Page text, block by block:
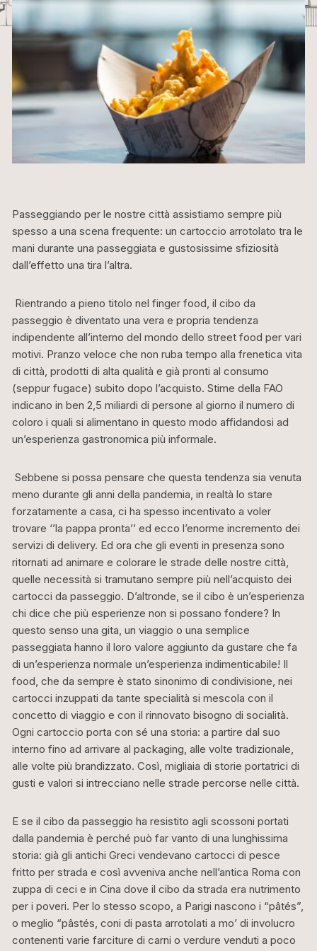
Passeggiando per le nostre città assistiamo sempre più
spesso a una scena frequente: un cartoccio arrotolato tra le
mani durante una passeggiata e gustosissime sfiziosità
dall’effetto una tira l’altra.
Rientrando a pieno titolo nel finger food, il cibo da
passeggio è diventato una vera e propria tendenza
indipendente all’interno del mondo dello street food per vari
motivi. Pranzo veloce che non ruba tempo alla frenetica vita
di città, prodotti di alta qualità e già pronti al consumo
(seppur fugace) subito dopo l’acquisto. Stime della FAO
indicano in ben 2,5 miliardi di persone al giorno il numero di
coloro i quali si alimentano in questo modo affidandosi ad
un’esperienza gastronomica più informale.
Sebbene si possa pensare che questa tendenza sia venuta
meno durante gli anni della pandemia, in realtà lo stare
forzatamente a casa, ci ha spesso incentivato a voler
trovare ‘’la pappa pronta’’ ed ecco l’enorme incremento dei
servizi di delivery. Ed ora che gli eventi in presenza sono
ritornati ad animare e colorare le strade delle nostre città,
quelle necessità si tramutano sempre più nell’acquisto dei
cartocci da passeggio. D’altronde, se il cibo è un’esperienza
chi dice che più esperienze non si possano fondere? In
questo senso una gita, un viaggio o una semplice
passeggiata hanno il loro valore aggiunto da gustare che fa
di un’esperienza normale un’esperienza indimenticabile! Il
food, che da sempre è stato sinonimo di condivisione, nei
cartocci inzuppati da tante specialità si mescola con il
concetto di viaggio e con il rinnovato bisogno di socialità.
Ogni cartoccio porta con sé una storia: a partire dal suo
interno fino ad arrivare al packaging, alle volte tradizionale,
alle volte più brandizzato. Così, migliaia di storie portatrici di
gusti e valori si intrecciano nelle strade percorse nelle città.
E se il cibo da passeggio ha resistito agli scossoni portati
dalla pandemia è perché può far vanto di una lunghissima
storia: già gli antichi Greci vendevano cartocci di pesce
fritto per strada e così avveniva anche nell’antica Roma con
zuppa di ceci e in Cina dove il cibo da strada era nutrimento
per i poveri. Per lo stesso scopo, a Parigi nascono i “pâtés”,
o meglio “pâstés, coni di pasta arrotolati a mo’ di involucro
contenenti varie farciture di carni o verdure venduti a poco